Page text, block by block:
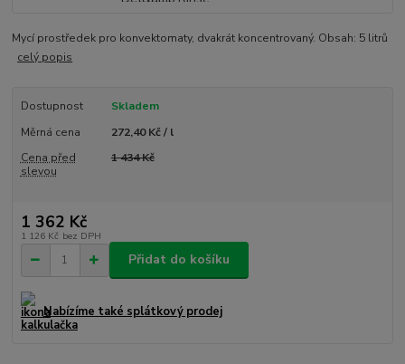
Mycí prostředek pro konvektomaty, dvakrát koncentrovaný. Obsah: 5 litrů
celý popis
Dostupnost
Skladem
Měrná cena
272,40 Kč / l
Cena před
slevou
1 434 Kč
1 362 Kč
1 126 Kč bez DPH
Přidat do košíku
Nabízíme také splátkový prodej